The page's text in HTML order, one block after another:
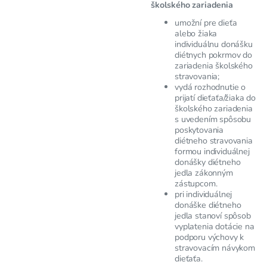
školského zariadenia
umožní pre dieťa
alebo žiaka
individuálnu donášku
diétnych pokrmov do
zariadenia školského
stravovania;
vydá rozhodnutie o
prijatí dieťaťa/žiaka do
školského zariadenia
s uvedením spôsobu
poskytovania
diétneho stravovania
formou individuálnej
donášky diétneho
jedla zákonným
zástupcom.
pri individuálnej
donáške diétneho
jedla stanoví spôsob
vyplatenia dotácie na
podporu výchovy k
stravovacím návykom
dieťaťa.